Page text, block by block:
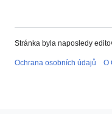
Stránka byla naposledy
Ochrana osobních údajů O